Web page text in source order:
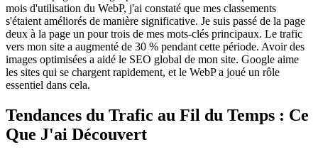
mois d'utilisation du WebP, j'ai constaté que mes classements
s'étaient améliorés de manière significative. Je suis passé de la page
deux à la page un pour trois de mes mots-clés principaux. Le trafic
vers mon site a augmenté de 30 % pendant cette période. Avoir des
images optimisées a aidé le SEO global de mon site. Google aime
les sites qui se chargent rapidement, et le WebP a joué un rôle
essentiel dans cela.
Tendances du Trafic au Fil du Temps : Ce
Que J'ai Découvert